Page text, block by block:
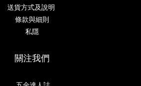
送貨方式及說明
條款與細則
私隱
關注我們